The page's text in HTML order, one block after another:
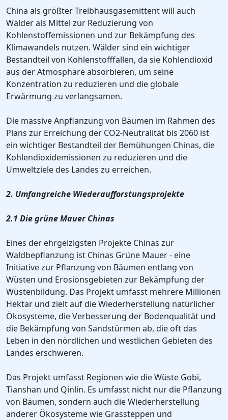
China als größter Treibhausgasemittent will auch
Wälder als Mittel zur Reduzierung von
Kohlenstoffemissionen und zur Bekämpfung des
Klimawandels nutzen. Wälder sind ein wichtiger
Bestandteil von Kohlenstofffallen, da sie Kohlendioxid
aus der Atmosphäre absorbieren, um seine
Konzentration zu reduzieren und die globale
Erwärmung zu verlangsamen.
Die massive Anpflanzung von Bäumen im Rahmen des
Plans zur Erreichung der CO2-Neutralität bis 2060 ist
ein wichtiger Bestandteil der Bemühungen Chinas, die
Kohlendioxidemissionen zu reduzieren und die
Umweltziele des Landes zu erreichen.
2. Umfangreiche Wiederaufforstungsprojekte
2.1 Die grüne Mauer Chinas
Eines der ehrgeizigsten Projekte Chinas zur
Waldbepflanzung ist Chinas Grüne Mauer - eine
Initiative zur Pflanzung von Bäumen entlang von
Wüsten und Erosionsgebieten zur Bekämpfung der
Wüstenbildung. Das Projekt umfasst mehrere Millionen
Hektar und zielt auf die Wiederherstellung natürlicher
Ökosysteme, die Verbesserung der Bodenqualität und
die Bekämpfung von Sandstürmen ab, die oft das
Leben in den nördlichen und westlichen Gebieten des
Landes erschweren.
Das Projekt umfasst Regionen wie die Wüste Gobi,
Tianshan und Qinlin. Es umfasst nicht nur die Pflanzung
von Bäumen, sondern auch die Wiederherstellung
anderer Ökosysteme wie Grassteppen und